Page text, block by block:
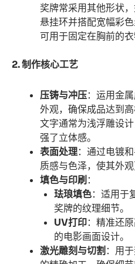
奖牌常采用其他形状
悬挂环并搭配宽幅彩
可用于固定在胸前的衣
2. 制作核心工艺
压铸与冲压：运用金
外观，确保成品达到
文字通常为浅浮雕设
强了立体感。
表面处理：通过电镀
质感与色泽，使其外观
填色与印刷 ：
珐琅填色：适用于
奖牌的纹理细节。
UV打印：精准还
的电影画面设计。
激光雕刻与切割 ：用